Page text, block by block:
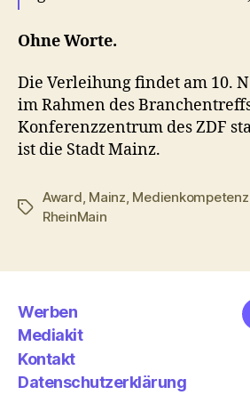
Ohne Worte.
Die Verleihung findet am 10.
im Rahmen des
Konferenzzentrum des ZDF
ist die Stadt Mainz.
Schlagwörter
Award, Mainz, Medienkompetenz
RheinMain
Werben
Mediakit
Kontakt
Datenschutzerklärung